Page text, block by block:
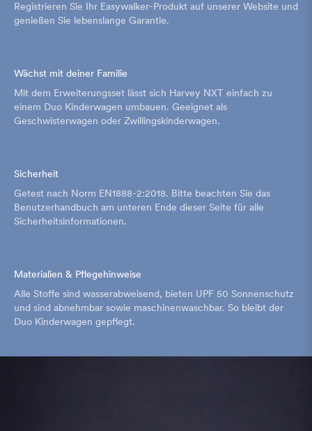
Registrieren Sie Ihr Easywalker-Produkt auf unserer Website und
genießen Sie lebenslange Garantie.
Wächst mit deiner Familie
Mit dem Erweiterungsset lässt sich Harvey NXT einfach zu
einem Duo Kinderwagen umbauen. Geeignet als
Geschwisterwagen oder Zwillingskinderwagen.
Sicherheit
Getest nach Norm EN1888-2:2018. Bitte beachten Sie das
Benutzerhandbuch am unteren Ende dieser Seite für alle
Sicherheitsinformationen.
Materialien & Pflegehinweise
Alle Stoffe sind wasserabweisend, bieten UPF 50 Sonnenschutz
und sind abnehmbar sowie maschinenwaschbar. So bleibt der
Duo Kinderwagen gepflegt.